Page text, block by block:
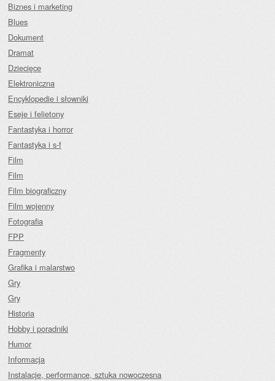
Biznes i marketing
Blues
Dokument
Dramat
Dziecięce
Elektroniczna
Encyklopedie i słowniki
Eseje i felietony
Fantastyka i horror
Fantastyka i s-f
Film
Film
Film biograficzny
Film wojenny
Fotografia
FPP
Fragmenty
Grafika i malarstwo
Gry
Gry
Historia
Hobby i poradniki
Humor
Informacja
Instalacje, performance, sztuka nowoczesna